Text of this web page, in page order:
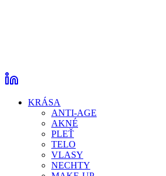
KRÁSA
ANTI-AGE
AKNÉ
PLEŤ
TELO
VLASY
NECHTY